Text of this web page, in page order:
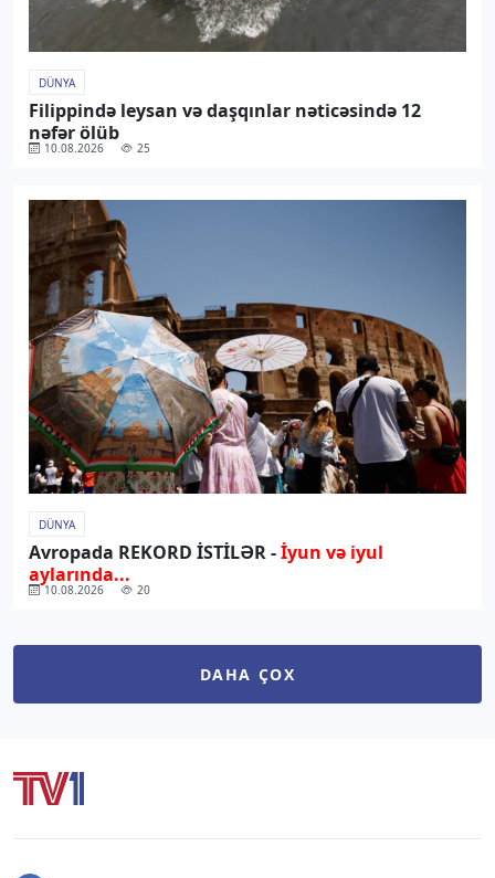
DÜNYA
Filippində leysan və daşqınlar nəticəsində 12
nəfər ölüb
10.08.2026 25
DÜNYA
Avropada REKORD İSTİLƏR -İyun və iyul
aylarında...
10.08.2026 20
DAHA ÇOX